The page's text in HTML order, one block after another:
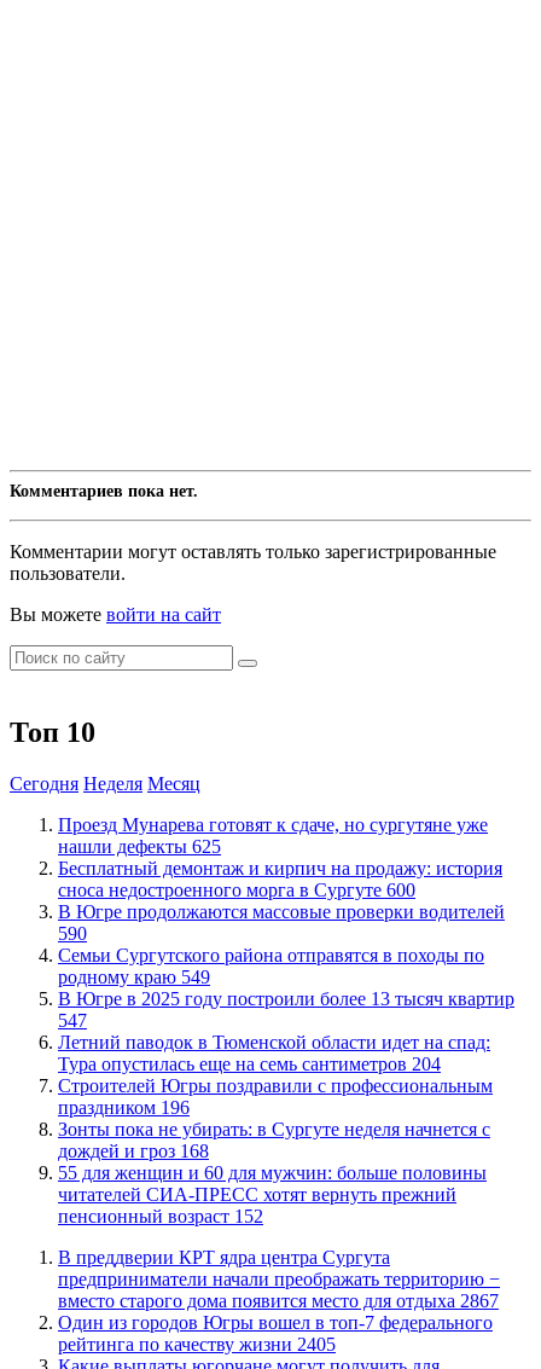
Комментариев пока нет.
Комментарии могут оставлять только зарегистрированные
пользователи.
Вы можете войти на сайт
Топ 10
Сегодня Неделя Месяц
​Проезд Мунарева готовят к сдаче, но сургутяне уже
нашли дефекты 625
​Бесплатный демонтаж и кирпич на продажу: история
сноса недостроенного морга в Сургуте 600
​В Югре продолжаются массовые проверки водителей
590
​Семьи Сургутского района отправятся в походы по
родному краю 549
​В Югре в 2025 году построили более 13 тысяч квартир
547
​Летний паводок в Тюменской области идет на спад:
Тура опустилась еще на семь сантиметров 204
​Строителей Югры поздравили с профессиональным
праздником 196
​Зонты пока не убирать: в Сургуте неделя начнется с
дождей и гроз 168
​55 для женщин и 60 для мужчин: больше половины
читателей СИА-ПРЕСС хотят вернуть прежний
пенсионный возраст 152
​В преддверии КРТ ядра центра Сургута
предприниматели начали преображать территорию −
вместо старого дома появится место для отдыха 2867
Один из городов Югры вошел в топ-7 федерального
рейтинга по качеству жизни 2405